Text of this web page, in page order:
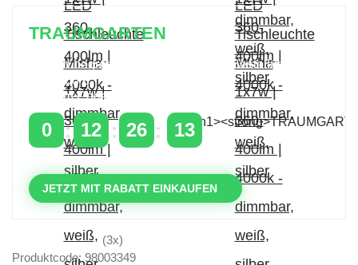
TRAUMGARTEN
Zeitlich begrenzter 20 % Rabatt auf Bestellungen
über 400 €
mit dem Code: VIP20AT
0 12
STUNDEN
26 12
JETZT MIT RABATT EINKAUFEN
(3x)
Produktcode: 98003349